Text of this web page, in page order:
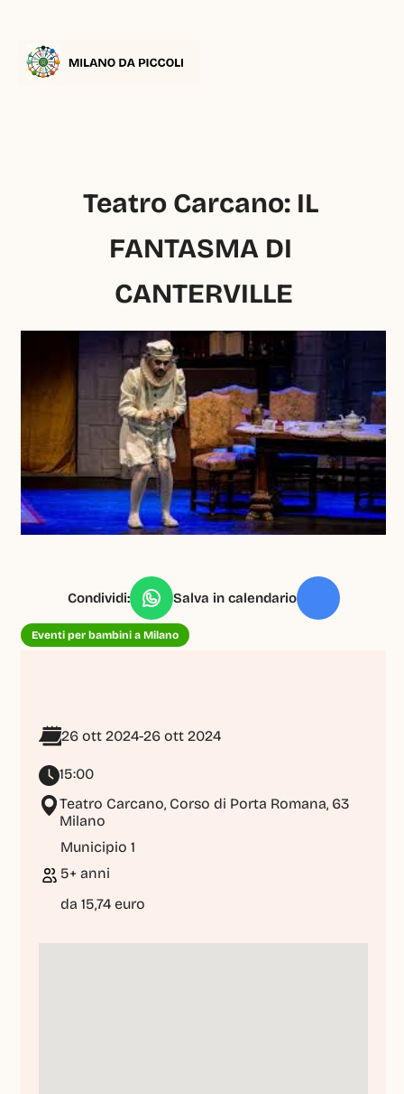
Teatro Carcano: IL
FANTASMA DI
CANTERVILLE
Condividi: Salva in calendario
Eventi per bambini a Milano
26 ott 2024-26 ott 2024
15:00
Teatro Carcano, Corso di Porta Romana, 63
Milano
Municipio 1
5+ anni
da 15,74 euro